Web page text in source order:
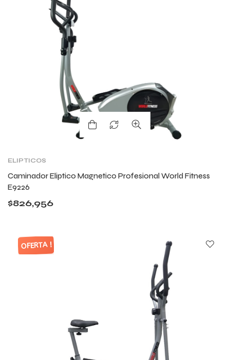
ELIPTICOS
Caminador Eliptico Magnetico Profesional World Fitness
E9226
$826,956
OFERTA !